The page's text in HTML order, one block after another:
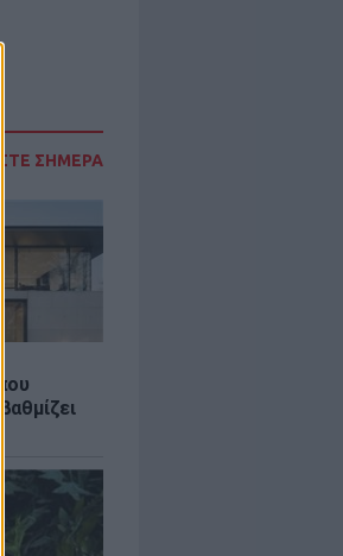
ΣΗΜΕΡΑ